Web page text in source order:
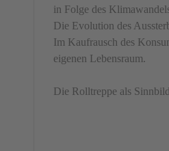
in Folge des
Die Evolution des
Im Kaufrausch des
eigenen Lebensraum.
Die Rolltreppe als